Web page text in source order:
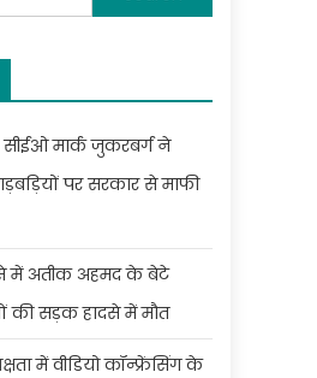
मार्क जुकरबर्ग ने
पर सरकार से माफी
में अतीक अहमद के बेटे
की सड़क हादसे में मौत
में वीडियो कॉन्फ्रेंसिंग के